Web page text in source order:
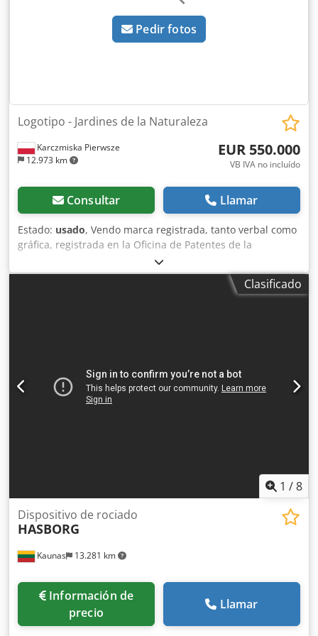
Pedir fotos
Karczmiska Pierwsze
12.973 km
Logotipo - Jardines de la Naturaleza
EUR 550.000
VB IVA no incluído
Consultar Llamar
Estado: usado, Vendo marca registrada, tanto verbal como
gráfica, registrada en la Oficina de Patentes de la
República de Polonia. Dsdpfx Amezcuhtolsck Clase de
Niza: 29: Frutas y verduras conservadas, enlatadas,
congeladas, deshidratadas y cocidas, ensaladas de
zumos de verduras, bebidas no alcohólicas a base de
zumos de frutas y verduras, extractos y preparados no
alcohólicos de frutas y verduras, bebidas carbonatadas y
Clasificado
1 /8
Kaunas 13.281 km
Dispositivo de rociado
HASBORG
Información de
precio
Llamar